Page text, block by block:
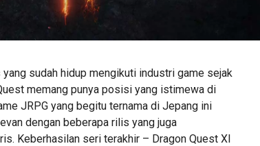
sudah hidup mengikuti industri game sejak
memang punya posisi yang istimewa di
JRPG yang begitu ternama di Jepang ini
dengan beberapa rilis yang juga
Keberhasilan seri terakhir – Dragon Quest XI